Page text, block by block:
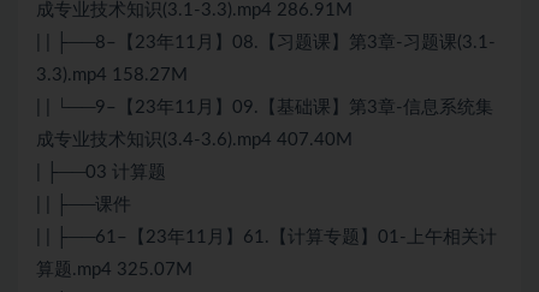
成专业技术知识(3.1-3.3).mp4 286.91M
| | ├──8–【23年11月】08.【习题课】第3章-习题课(3.1-
3.3).mp4 158.27M
| | └──9–【23年11月】09.【基础课】第3章-信息系统集
成专业技术知识(3.4-3.6).mp4 407.40M
| ├──03 计算题
| | ├──课件
| | ├──61–【23年11月】61.【计算专题】01-上午相关计
算题.mp4 325.07M